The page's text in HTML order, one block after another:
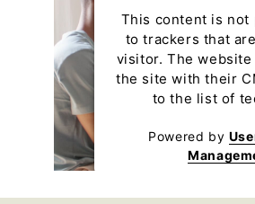
This content is not
to trackers that
visitor. The
the site with their
to the list of
Powered by